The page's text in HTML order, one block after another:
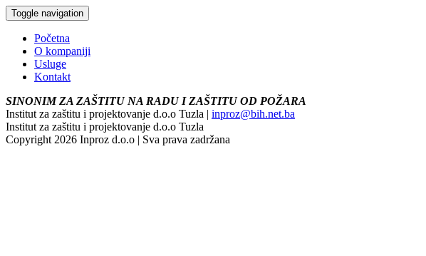
Toggle navigation
Početna
O kompaniji
Usluge
Kontakt
SINONIM ZA ZAŠTITU NA RADU I ZAŠTITU OD POŽARA
Institut za zaštitu i projektovanje d.o.o Tuzla | inproz@bih.net.ba
Institut za zaštitu i projektovanje d.o.o Tuzla
Copyright 2026 Inproz d.o.o | Sva prava zadržana